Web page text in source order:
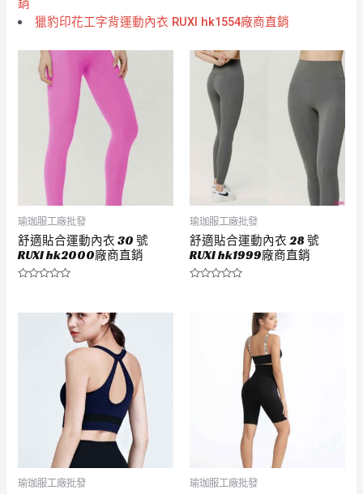
銷
獵豹印花工字背運動內衣 RUXI hk1554廠商直銷
瑜珈服工廠批發
舒適貼合運動內衣 30 號
RUXI hk2000廠商直銷
瑜珈服工廠批發
舒適貼合運動內衣 28 號
RUXI hk1999廠商直銷
瑜珈服工廠批發 瑜珈服工廠批發